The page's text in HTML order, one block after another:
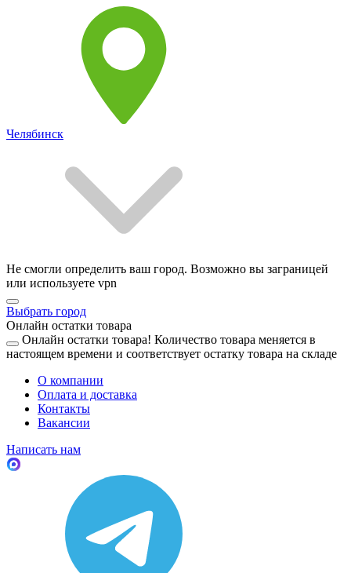
Челябинск
Не смогли определить ваш город. Возможно вы заграницей
или используете vpn
Выбрать город
Онлайн остатки товара
Онлайн остатки товара! Количество товара меняется в
настоящем времени и соответствует остатку товара на складе
О компании
Оплата и доставка
Контакты
Вакансии
Написать нам